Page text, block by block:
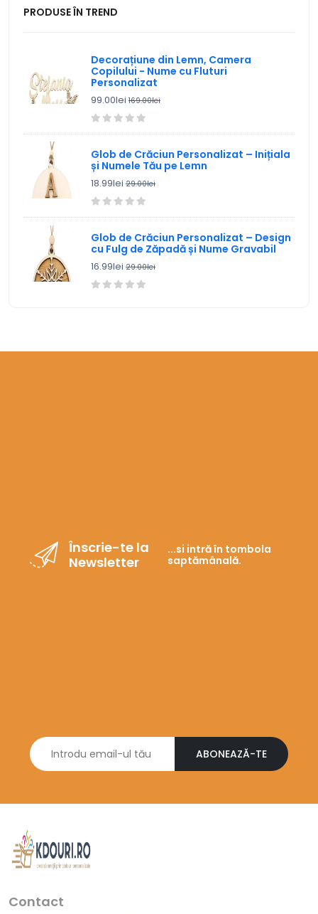
PRODUSE ÎN TREND
Decorațiune din Lemn, Camera
Copilului - Nume cu Fluturi
Personalizat
99.00lei 169.00lei
Glob de Crăciun Personalizat – Inițiala
și Numele Tău pe Lemn
18.99lei 29.00lei
Glob de Crăciun Personalizat – Design
cu Fulg de Zăpadă și Nume Gravabil
16.99lei 29.00lei
Înscrie-te la
Newsletter
...si intră în tombola
saptămânală.
ABONEAZĂ-TE
Contact